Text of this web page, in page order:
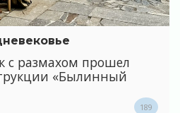
с размахом прошел
«Былинный
189